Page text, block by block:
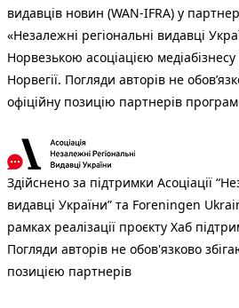
видавців новин (WAN-IFRA) у
«Незалежні регіональні видавці
Норвезькою асоціацією
Норвегії. Погляди авторів не
офіційну позицію партнерів
Здійснено за підтримки Асоціації
видавці України” та Foreningen
рамках реалізації проєкту Хаб
Погляди авторів не обов'язково
позицією партнерів